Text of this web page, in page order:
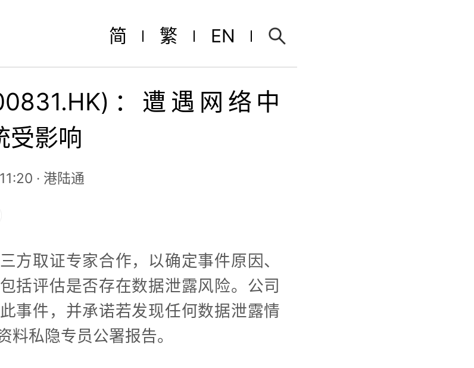
简 繁 EN
：遭遇网络中
受影响
· 港陆通
方取证专家合作，以确定事件原因、
括评估是否存在数据泄露风险。公司
事件，并承诺若发现任何数据泄露情
料私隐专员公署报告。